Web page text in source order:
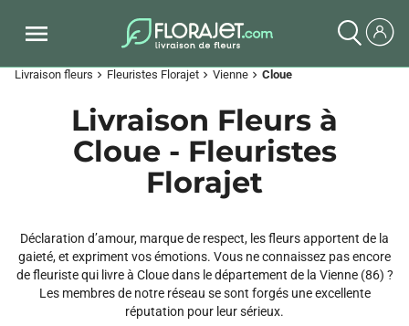
Livraison fleurs chevron_right Fleuristes Florajet chevron_right Vienne chevron_right Cloue
Livraison Fleurs à
Cloue - Fleuristes
Florajet
Déclaration d’amour, marque de respect, les fleurs apportent de la
gaieté, et expriment vos émotions. Vous ne connaissez pas encore
de fleuriste qui livre à Cloue dans le département de la Vienne (86) ?
Les membres de notre réseau se sont forgés une excellente
réputation pour leur sérieux.